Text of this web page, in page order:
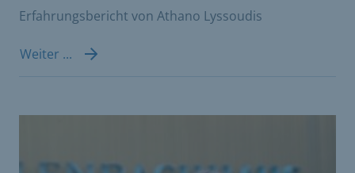
Erfahrungsbericht von Athano Lyssoudis
Weiter ...